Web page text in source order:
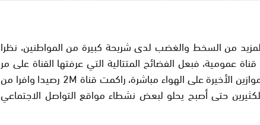
المزيد من السخط والغضب لدى شريحة كبيرة من المواطنين، نظرا
عمومية، فبعل الفضائح المتتالية التي عرفتها القناة على مر
سنين على غرار فضيحة نقل احتفالات موازين الأخيرة على الهواء مباشرة، راكمت قناة 2M رصيدا وافرا من
حتى أصبح يحلو لبعض نشطاء مواقع التواصل الاجتماعي